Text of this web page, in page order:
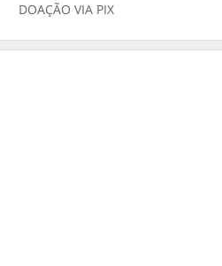
DOAÇÃO VIA PIX